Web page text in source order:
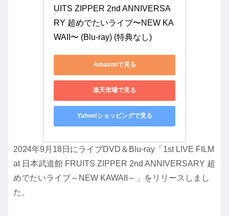
UITS ZIPPER 2nd ANNIVERSA
RY 超めでたいライブ〜NEW KA
WAII〜 (Blu-ray) (特典なし)
Amazonで見る
楽天市場で見る
Yahoo!ショッピングで見る
2024年9月18日にライブDVD＆Blu-ray「1st LIVE FILM
at 日本武道館 FRUITS ZIPPER 2nd ANNIVERSARY 超
めでたいライブ～NEW KAWAII～」をリリースしまし
た。